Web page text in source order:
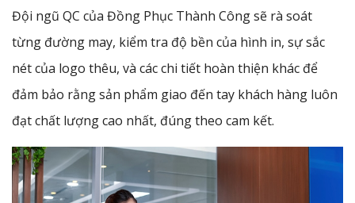
Đội ngũ QC của Đồng Phục Thành Công sẽ rà soát
từng đường may, kiểm tra độ bền của hình in, sự sắc
nét của logo thêu, và các chi tiết hoàn thiện khác để
đảm bảo rằng sản phẩm giao đến tay khách hàng luôn
đạt chất lượng cao nhất, đúng theo cam kết.